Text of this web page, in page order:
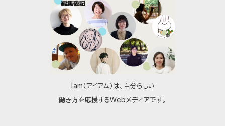
Iam（アイアム）は、自分らしい
働き方を応援するWebメディアです。